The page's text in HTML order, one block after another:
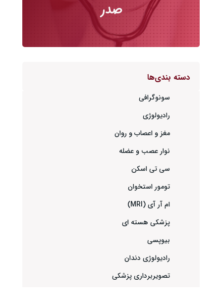
صدر
دسته بندی‌ها
سونوگرافی
رادیولوژی
مغز و اعصاب و روان
نوار عصب و عضله
سی تی اسکن
تومور استخوان
ام آر آی (MRI)
پزشکی هسته ای
بیوپسی
رادیولوژی دندان
تصویربرداری پزشکی